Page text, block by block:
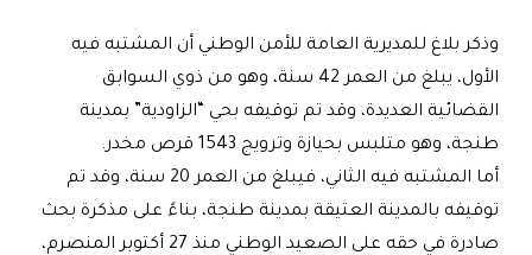
وذكر بلاغ للمديرية العامة للأمن الوطني أن المشتبه فيه
الأول، يبلغ من العمر 42 سنة، وهو من ذوي السوابق
القضائية العديدة، وقد تم توقيفه بحي “الزاودية” بمدينة
طنجة، وهو متلبس بحيازة وترويج 1543 قرص مخدر
.
أما المشتبه فيه الثاني، فيبلغ من العمر 20 سنة، وقد تم
توقيفه بالمدينة العتيقة بمدينة طنجة، بناءً على مذكرة بحث
صادرة في حقه على الصعيد الوطني منذ 27 أكتوبر المنصرم،